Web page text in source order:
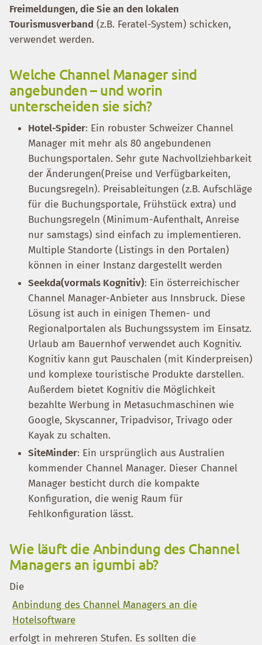
Freimeldungen, die Sie an den lokalen
Tourismusverband (z.B. Feratel-System) schicken,
verwendet werden.
Welche Channel Manager sind
angebunden – und worin
unterscheiden sie sich?
Hotel-Spider: Ein robuster Schweizer Channel
Manager mit mehr als 80 angebundenen
Buchungsportalen. Sehr gute Nachvollziehbarkeit
der Änderungen(Preise und Verfügbarkeiten,
Bucungsregeln). Preisableitungen (z.B. Aufschläge
für die Buchungsportale, Frühstück extra) und
Buchungsregeln (Minimum-Aufenthalt, Anreise
nur samstags) sind einfach zu implementieren.
Multiple Standorte (Listings in den Portalen)
können in einer Instanz dargestellt werden
Seekda(vormals Kognitiv): Ein österreichischer
Channel Manager-Anbieter aus Innsbruck. Diese
Lösung ist auch in einigen Themen- und
Regionalportalen als Buchungssystem im Einsatz.
Urlaub am Bauernhof verwendet auch Kognitiv.
Kognitiv kann gut Pauschalen (mit Kinderpreisen)
und komplexe touristische Produkte darstellen.
Außerdem bietet Kognitiv die Möglichkeit
bezahlte Werbung in Metasuchmaschinen wie
Google, Skyscanner, Tripadvisor, Trivago oder
Kayak zu schalten.
SiteMinder: Ein ursprünglich aus Australien
kommender Channel Manager. Dieser Channel
Manager besticht durch die kompakte
Konfiguration, die wenig Raum für
Fehlkonfiguration lässt.
Wie läuft die Anbindung des Channel
Managers an igumbi ab?
Die
Anbindung des Channel Managers an die
Hotelsoftware
erfolgt in mehreren Stufen. Es sollten die